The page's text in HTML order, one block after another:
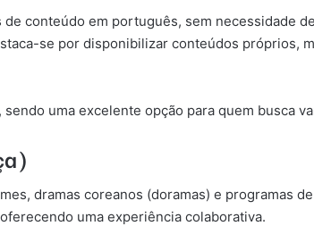
conteúdo em português, sem necessidade
se por disponibilizar conteúdos próprios,
uma excelente opção para quem busca
dramas coreanos (doramas) e programas
uma experiência colaborativa.